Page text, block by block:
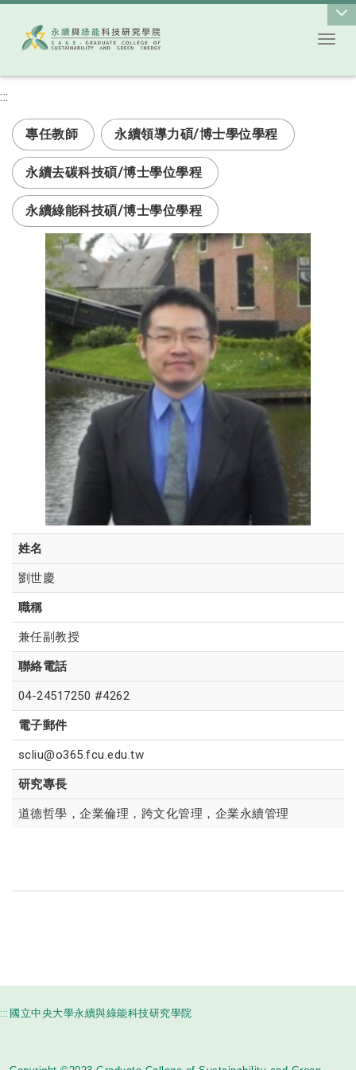
跳到主要內容
:::
次選單
專任教師 永續領導力碩/博士學位學程
永續去碳科技碩/博士學位學程
永續綠能科技碩/博士學位學程
姓名
劉世慶
職稱
兼任副教授
聯絡電話
04-24517250 #4262
電子郵件
scliu@o365.fcu.edu.tw
研究專長
道德哲學，企業倫理，跨文化管理，企業永續管理
::: 國立中央大學永續與綠能科技研究學院